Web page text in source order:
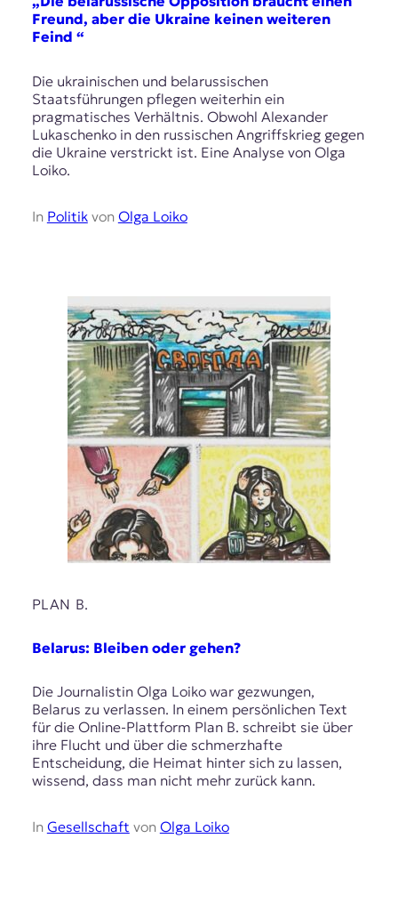
Freund, aber die Ukraine keinen weiteren
Feind “
Die ukrainischen und belarussischen
Staatsführungen pflegen weiterhin ein
pragmatisches Verhältnis. Obwohl Alexander
Lukaschenko in den russischen Angriffskrieg gegen
die Ukraine verstrickt ist. Eine Analyse von Olga
Loiko.
In Politikvon Olga Loiko
PLAN B.
Belarus: Bleiben oder gehen?
Die Journalistin Olga Loiko war gezwungen,
Belarus zu verlassen. In einem persönlichen Text
für die Online-Plattform Plan B. schreibt sie über
ihre Flucht und über die schmerzhafte
Entscheidung, die Heimat hinter sich zu lassen,
wissend, dass man nicht mehr zurück kann.
In Gesellschaft von Olga Loiko